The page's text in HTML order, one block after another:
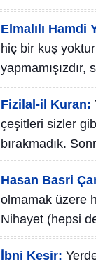
Elmalılı Hamdi
hiç bir kuş
Fizilal-il Kuran:
çeşitleri sizler
bırakmadık.
Hasan Basri
olmamak üzere
Nihayet (hepsi
İbni Kesir: